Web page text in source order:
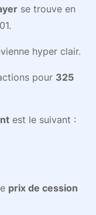
se trouve en
hyper clair.
pour 325
est le suivant :
prix de cession